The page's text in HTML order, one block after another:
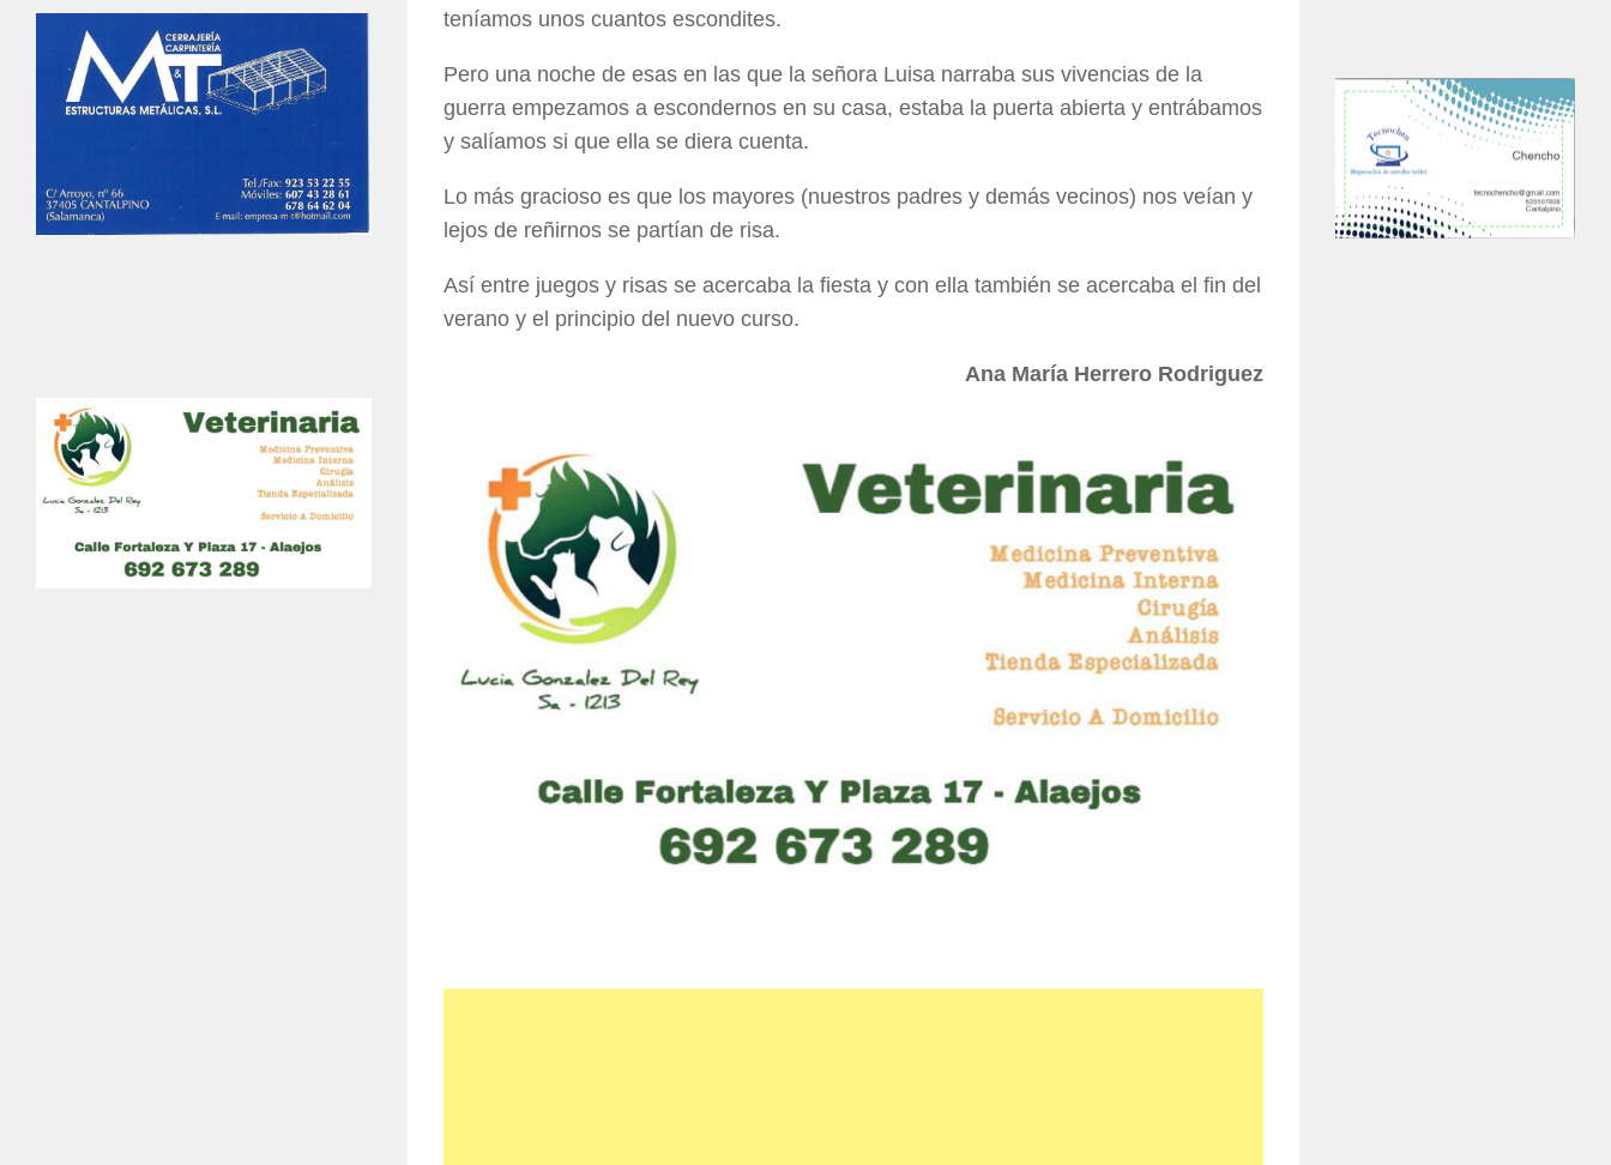
teníamos unos cuantos escondites.
Pero una noche de esas en las que la señora Luisa narraba sus vivencias de la
guerra empezamos a escondernos en su casa, estaba la puerta abierta y entrábamos
y salíamos si que ella se diera cuenta.
Lo más gracioso es que los mayores (nuestros padres y demás vecinos) nos veían y
lejos de reñirnos se partían de risa.
Así entre juegos y risas se acercaba la fiesta y con ella también se acercaba el fin del
verano y el principio del nuevo curso.
Ana María Herrero Rodriguez